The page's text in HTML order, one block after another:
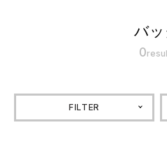
バ
0
FILTER